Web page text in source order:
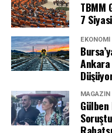
1 milyon lira
Pekkan, Barış
Tevetoğlu
adına Sibel
Aydın.
TBMM
7
EKONOMI
MAGAZIN
Gülben